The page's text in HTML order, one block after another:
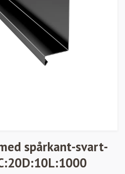
spårkant-svart-